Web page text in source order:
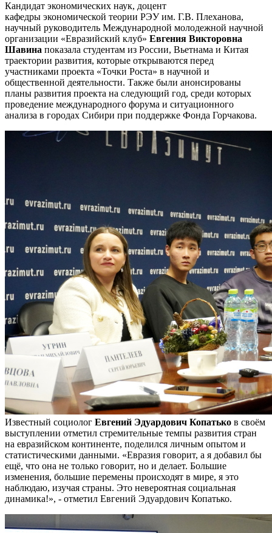
Кандидат экономических наук, доцент
кафедры экономической теории РЭУ им. Г.В. Плеханова,
научный руководитель Международной молодежной научной
организации «Евразийский клуб» Евгения Викторовна
Шавина показала студентам из России, Вьетнама и Китая
траектории развития, которые открываются перед
участниками проекта «Точки Роста» в научной и
общественной деятельности. Также были анонсированы
планы развития проекта на следующий год, среди которых
проведение международного форума и ситуационного
анализа в городах Сибири при поддержке Фонда Горчакова.
Известный социолог Евгений Эдуардович Копатько в своём
выступлении отметил стремительные темпы развития стран
на евразийском континенте, поделился личным опытом и
статистическими данными. «Евразия говорит, а я добавил бы
ещё, что она не только говорит, но и делает. Большие
изменения, большие перемены происходят в мире, я это
наблюдаю, изучая страны. Это невероятная социальная
динамика!», - отметил Евгений Эдуардович Копатько.